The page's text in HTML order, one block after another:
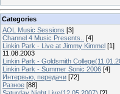
Categories
AOL Music Sessions [3]
Channel 4 Music Presents..
[4]
Linkin Park - Live at Jimmy Kimmel [1]
11.08.2003
Linkin Park - Goldsmith
Linkin Park - Summer Sonic 2006 [4]
Интервью, передачи [72]
Разное [88]